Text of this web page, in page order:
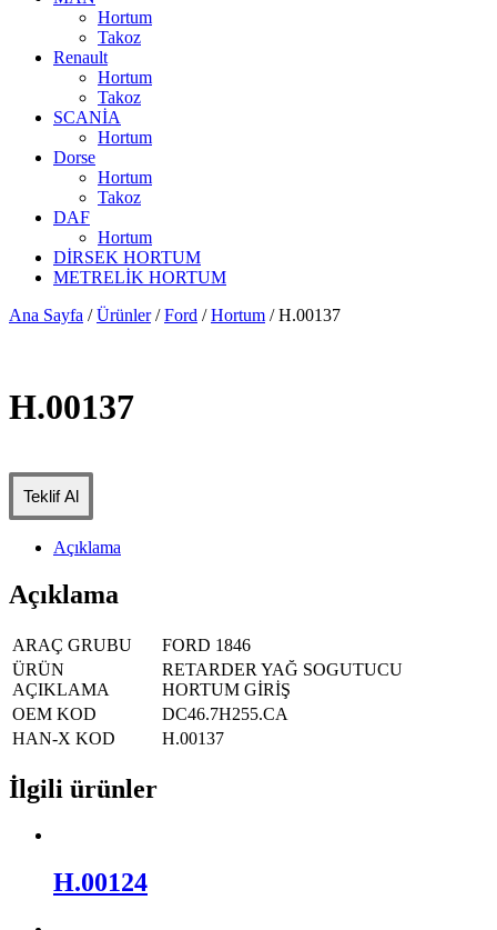
Hortum
Takoz
Renault
Hortum
Takoz
SCANİA
Hortum
Dorse
Hortum
Takoz
DAF
Hortum
DİRSEK HORTUM
METRELİK HORTUM
Ana Sayfa /Ürünler/Ford /Hortum / H.00137
H.00137
Teklif Al
Açıklama
Açıklama
ARAÇ GRUBU
FORD 1846
ÜRÜN
AÇIKLAMA
RETARDER YAĞ SOGUTUCU
HORTUM GİRİŞ
OEM KOD
DC46.7H255.CA
HAN-X KOD
H.00137
İlgili ürünler
H.00124